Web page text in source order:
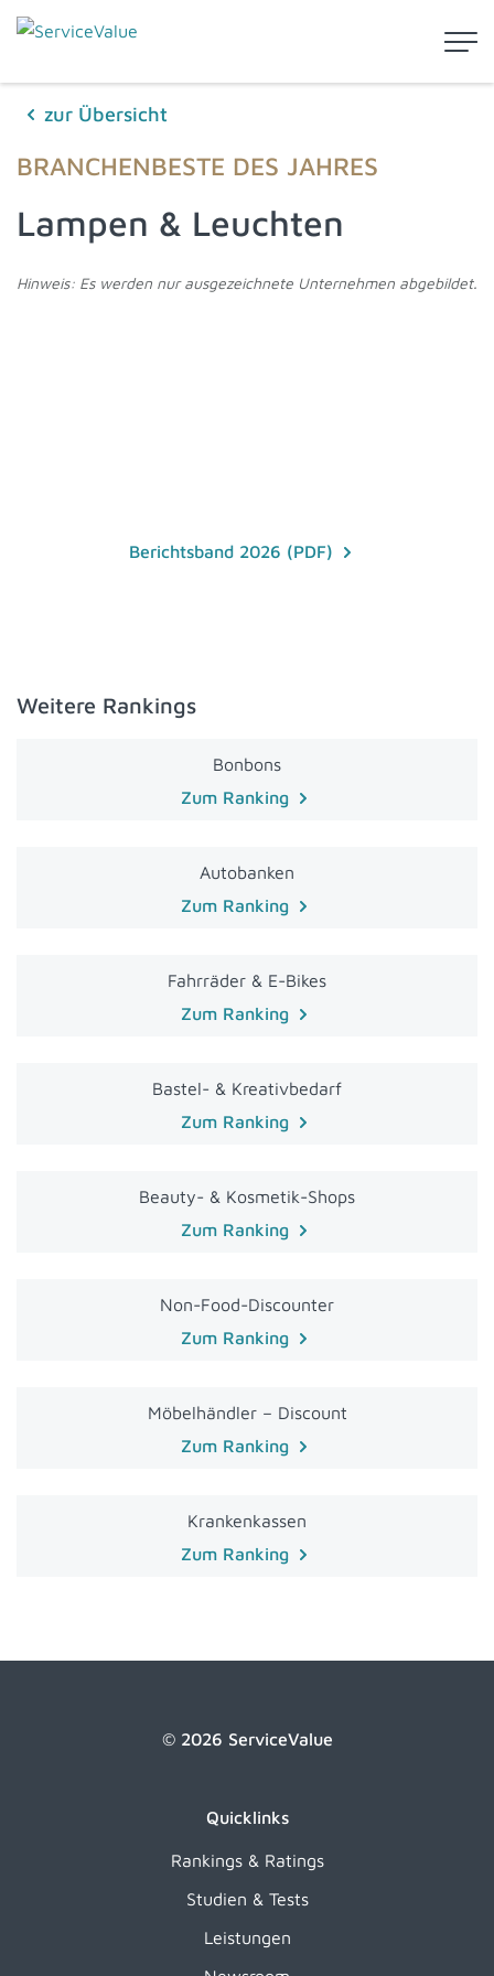
zur Übersicht
BRANCHENBESTE DES JAHRES
Lampen & Leuchten
Hinweis: Es werden nur ausgezeichnete Unternehmen abgebildet.
Berichtsband 2026 (PDF)
Weitere Rankings
Bonbons
Zum Ranking
Autobanken
Zum Ranking
Fahrräder & E-Bikes
Zum Ranking
Bastel- & Kreativbedarf
Zum Ranking
Beauty- & Kosmetik-Shops
Zum Ranking
Non-Food-Discounter
Zum Ranking
Möbelhändler – Discount
Zum Ranking
Krankenkassen
Zum Ranking
© 2026 ServiceValue
Quicklinks
Rankings & Ratings
Studien & Tests
Leistungen